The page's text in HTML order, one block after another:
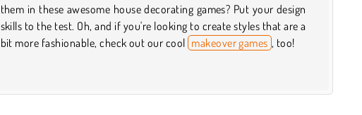
them in these awesome house decorating games? Put your design
skills to the test. Oh, and if you're looking to create styles that are a
bit more fashionable, check out our cool makeover games , too!